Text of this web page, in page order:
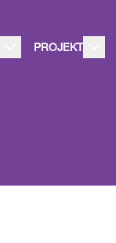
PROJEKT